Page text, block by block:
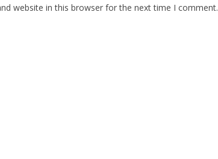
website in this browser for the next time I comment.